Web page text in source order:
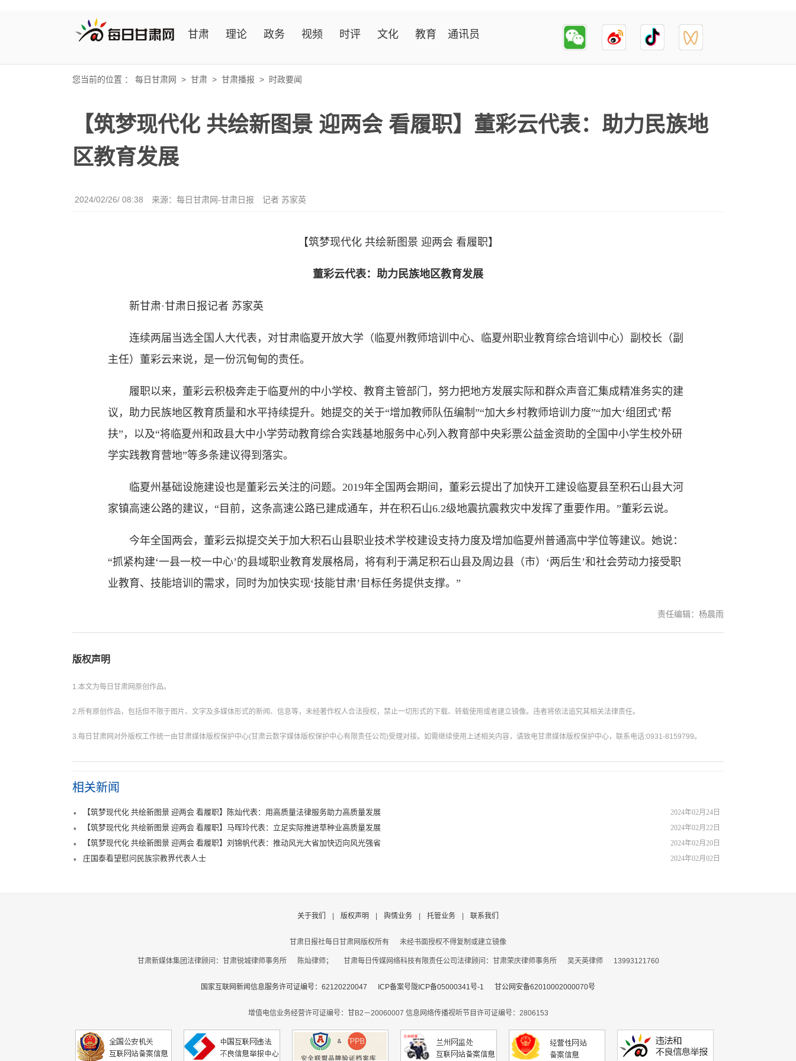
甘肃 理论 政务 视频 时评 文化 教育 通讯员
您当前的位置 ： 每日甘肃网 > 甘肃 > 甘肃播报 > 时政要闻
【筑梦现代化 共绘新图景 迎两会 看履职】董彩云代表：助力民族地
区教育发展
2024/02/26/ 08:38 来源：每日甘肃网-甘肃日报 记者 苏家英
【筑梦现代化 共绘新图景 迎两会 看履职】
董彩云代表：助力民族地区教育发展
新甘肃·甘肃日报记者 苏家英
连续两届当选全国人大代表，对甘肃临夏开放大学（临夏州教师培训中心、临夏州职业教育综合培训中心）副校长（副
主任）董彩云来说，是一份沉甸甸的责任。
履职以来，董彩云积极奔走于临夏州的中小学校、教育主管部门，努力把地方发展实际和群众声音汇集成精准务实的建
议，助力民族地区教育质量和水平持续提升。她提交的关于“增加教师队伍编制”“加大乡村教师培训力度”“加大‘组团式’帮
扶”，以及“将临夏州和政县大中小学劳动教育综合实践基地服务中心列入教育部中央彩票公益金资助的全国中小学生校外研
学实践教育营地”等多条建议得到落实。
临夏州基础设施建设也是董彩云关注的问题。2019年全国两会期间，董彩云提出了加快开工建设临夏县至积石山县大河
家镇高速公路的建议，“目前，这条高速公路已建成通车，并在积石山6.2级地震抗震救灾中发挥了重要作用。”董彩云说。
今年全国两会，董彩云拟提交关于加大积石山县职业技术学校建设支持力度及增加临夏州普通高中学位等建议。她说：
“抓紧构建‘一县一校一中心’的县域职业教育发展格局，将有利于满足积石山县及周边县（市）‘两后生’和社会劳动力接受职
业教育、技能培训的需求，同时为加快实现‘技能甘肃’目标任务提供支撑。”
责任编辑：杨晨雨
版权声明
1.本文为每日甘肃网原创作品。
2.所有原创作品，包括但不限于图片、文字及多媒体形式的新闻、信息等，未经著作权人合法授权，禁止一切形式的下载、转载使用或者建立镜像。违者将依法追究其相关法律责任。
3.每日甘肃网对外版权工作统一由甘肃媒体版权保护中心(甘肃云数字媒体版权保护中心有限责任公司)受理对接。如需继续使用上述相关内容，请致电甘肃媒体版权保护中心，联系电话:0931-8159799。
相关新闻
2024年02月24日
【筑梦现代化 共绘新图景 迎两会 看履职】陈灿代表：用高质量法律服务助力高质量发展
2024年02月22日
【筑梦现代化 共绘新图景 迎两会 看履职】马晖玲代表：立足实际推进草种业高质量发展
2024年02月20日
【筑梦现代化 共绘新图景 迎两会 看履职】刘锦帆代表：推动风光大省加快迈向风光强省
2024年02月02日
庄国泰看望慰问民族宗教界代表人士
关于我们 版权声明 舆情业务 托管业务 联系我们
甘肃日报社每日甘肃网版权所有 未经书面授权不得复制或建立镜像
甘肃新媒体集团法律顾问：甘肃锐城律师事务所 陈灿律师； 甘肃每日传媒网络科技有限责任公司法律顾问：甘肃荣庆律师事务所 吴天英律师 13993121760
国家互联网新闻信息服务许可证编号：62120220047 ICP备案号陇ICP备05000341号-1 甘公网安备62010002000070号
增值电信业务经营许可证编号：甘B2－20060007 信息网络传播视听节目许可证编号：2806153